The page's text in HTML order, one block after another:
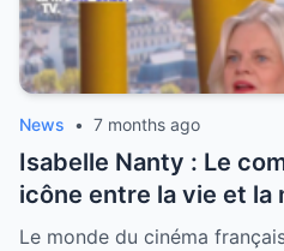
News • 7 months ago
Isabelle Nanty : Le
icône entre la vie et la
hospitalisation critique
Le monde du cinéma